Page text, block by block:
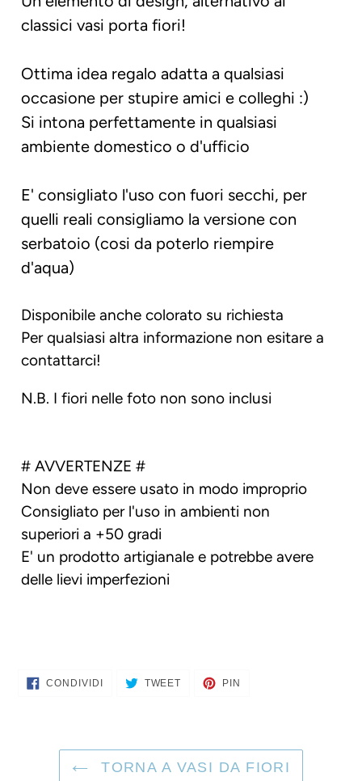
classici vasi porta fiori!
Ottima idea regalo adatta a qualsiasi
occasione per stupire amici e colleghi :)
Si intona perfettamente in qualsiasi
ambiente domestico o d'ufficio
E' consigliato l'uso con fuori secchi, per
quelli reali consigliamo la versione con
serbatoio (cosi da poterlo riempire
d'aqua)
Disponibile anche colorato su richiesta
Per qualsiasi altra informazione non esitare a
contattarci!
N.B. I fiori nelle foto non sono inclusi
# AVVERTENZE #
Non deve essere usato in modo improprio
Consigliato per l'uso in ambienti non
superiori a +50 gradi
E' un prodotto artigianale e potrebbe avere
delle lievi imperfezioni
CONDIVIDI CONDIVIDITWEET TWITTA
PIN
TORNA A VASI DA FIORI